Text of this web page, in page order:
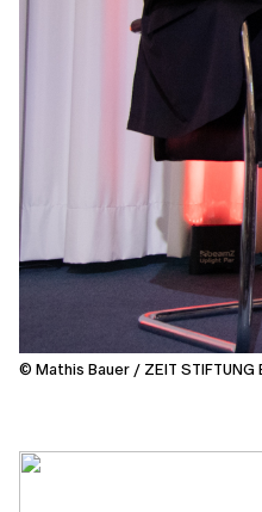
© Mathis Bauer / ZEIT STIFTUNG